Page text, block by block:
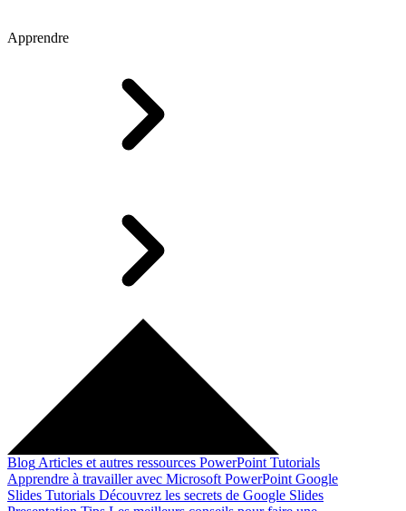
Apprendre
Blog Articles et autres ressources PowerPoint Tutorials
Apprendre à travailler avec Microsoft PowerPoint Google
Slides Tutorials Découvrez les secrets de Google Slides